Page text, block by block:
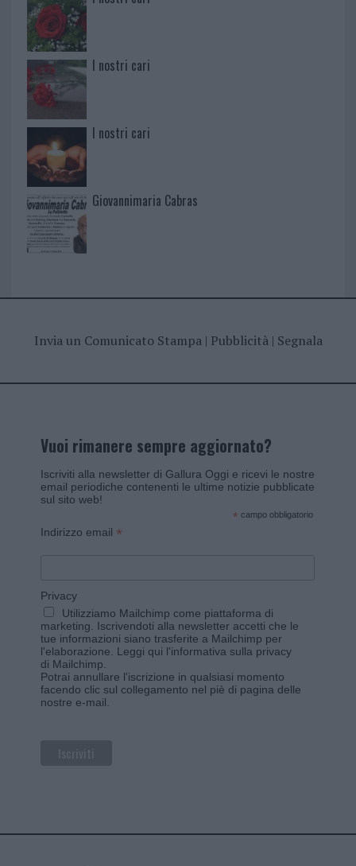
I nostri cari
I nostri cari
Giovannimaria Cabras
Invia un Comunicato Stampa| Pubblicità| Segnala
Vuoi rimanere sempre aggiornato?
Iscriviti alla newsletter di Gallura Oggi e ricevi le nostre
email periodiche contenenti le ultime notizie pubblicate
sul sito web!
* campo obbligatorio
Indirizzo email *
Privacy
Utilizziamo Mailchimp come piattaforma di
marketing. Iscrivendoti alla newsletter accetti che le
tue informazioni siano trasferite a Mailchimp per
l'elaborazione. Leggi qui l'informativa sulla privacy
di Mailchimp
Potrai annullare l'iscrizione in qualsiasi momento
facendo clic sul collegamento nel piè di pagina delle
nostre e-mail.